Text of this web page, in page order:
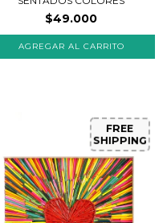
$49.000
AGREGAR AL CARRITO
FREE
SHIPPING